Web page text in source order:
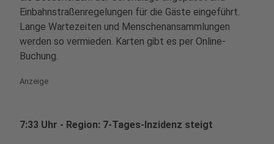
Einbahnstraßenregelungen für die Gäste eingeführt.
Lange Wartezeiten und Menschenansammlungen
werden so vermieden. Karten gibt es per Online-
Buchung.
Anzeige
7:33 Uhr - Region: 7-Tages-Inzidenz steigt